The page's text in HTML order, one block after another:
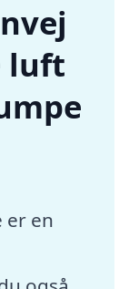
luft
er en